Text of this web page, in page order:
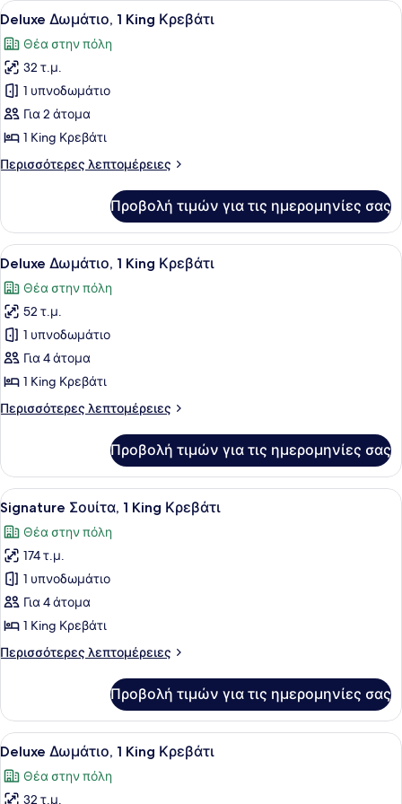
King
Προβολή
όλων
των
φωτογραφιών
για
Deluxe
Δωμάτιο,
King
Ένα δωμάτιο ξενοδοχείου με
2
Deluxe Δωμάτιο, 1 King Κρεβάτι
Θέα στην πόλη
32 τ.μ.
1 υπνοδωμάτιο
Για 2 άτομα
1 King Κρεβάτι
Περισσότερες λεπτομέρειες
Περισσότερες
Δωμάτιο,
King
Προβολή τιμών για τις ημερομηνίες σας
Προβολή
όλων
των
φωτογραφιών
για
Deluxe
Δωμάτιο,
King
Ένα δωμάτιο ξενοδοχείου με ένα
3
Deluxe Δωμάτιο, 1 King Κρεβάτι
Θέα στην πόλη
52 τ.μ.
1 υπνοδωμάτιο
Για 4 άτομα
1 King Κρεβάτι
Περισσότερες λεπτομέρειες
Περισσότερες
Δωμάτιο,
King
Κρεβάτι
Προβολή τιμών για τις ημερομηνίες σας
Προβολή
όλων
των
φωτογραφιών
για
Signature
Σουίτα,
King
Ένας χώρος τραπεζαρίας με ένα
6
Signature Σουίτα, 1 King Κρεβάτι
Θέα στην πόλη
174 τ.μ.
1 υπνοδωμάτιο
Για 4 άτομα
1 King Κρεβάτι
Περισσότερες λεπτομέρειες
Περισσότερες
Σουίτα,
King
Προβολή τιμών για τις ημερομηνίες σας
Προβολή
όλων
των
Ένα δωμάτιο ξενοδοχείου με
2
Deluxe Δωμάτιο, 1 King Κρεβάτι
Θέα στην πόλη
32 τ.μ.